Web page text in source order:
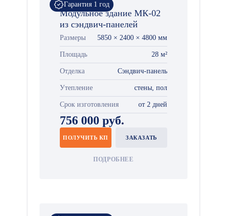
Гарантия 1 год
Модульное здание МК-02
из сэндвич-панелей
Размеры 5850 × 2400 × 4800 мм
Площадь 28 м²
Отделка Сэндвич-панель
Утепление стены, пол
Срок изготовления от 2 дней
756 000 руб.
ПОЛУЧИТЬ КП ЗАКАЗАТЬ
ПОДРОБНЕЕ